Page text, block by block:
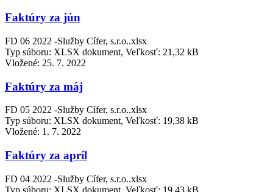
Faktúry za jún
FD 06 2022 -Služby Cífer, s.r.o..xlsx
Typ súboru: XLSX dokument, Veľkosť: 21,32 kB
Vložené: 25. 7. 2022
Faktúry za máj
FD 05 2022 -Služby Cífer, s.r.o..xlsx
Typ súboru: XLSX dokument, Veľkosť: 19,38 kB
Vložené: 1. 7. 2022
Faktúry za apríl
FD 04 2022 -Služby Cífer, s.r.o..xlsx
Typ súboru: XLSX dokument, Veľkosť: 19,43 kB